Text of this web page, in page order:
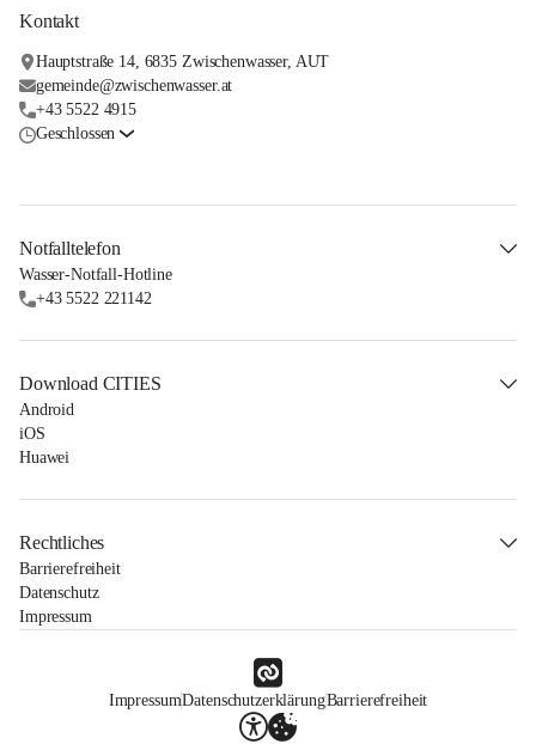
Kontakt
Hauptstraße 14, 6835 Zwischenwasser, AUT
gemeinde@zwischenwasser.at
+43 5522 4915
Geschlossen
Notfalltelefon
Wasser-Notfall-Hotline
+43 5522 221142
Download CITIES
Android
iOS
Huawei
Rechtliches
Barrierefreiheit
Datenschutz
Impressum
ImpressumDatenschutzerklärungBarrierefreiheit